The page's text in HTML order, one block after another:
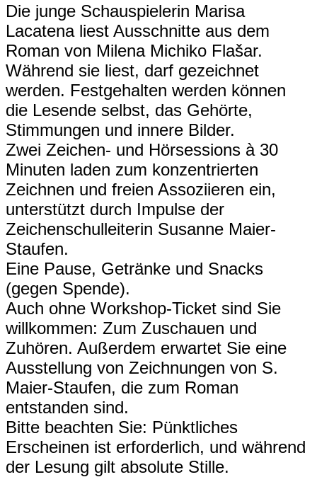
Die junge Schauspielerin Marisa
Lacatena liest Ausschnitte aus dem
Roman von Milena Michiko Flašar.
Während sie liest, darf gezeichnet
werden. Festgehalten werden können
die Lesende selbst, das Gehörte,
Stimmungen und innere Bilder.
Zwei Zeichen- und Hörsessions à 30
Minuten laden zum konzentrierten
Zeichnen und freien Assoziieren ein,
unterstützt durch Impulse der
Zeichenschulleiterin Susanne Maier-
Staufen.
Eine Pause, Getränke und Snacks
(gegen Spende).
Auch ohne Workshop-Ticket sind Sie
willkommen: Zum Zuschauen und
Zuhören. Außerdem erwartet Sie eine
Ausstellung von Zeichnungen von S.
Maier-Staufen, die zum Roman
entstanden sind.
Bitte beachten Sie: Pünktliches
Erscheinen ist erforderlich, und während
der Lesung gilt absolute Stille.